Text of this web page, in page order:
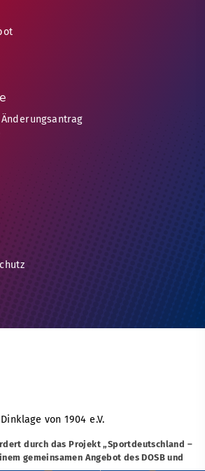
von 1904 e.V.
durch das Projekt„Sportdeutschland –
gemeinsamen Angebot des DOSB und